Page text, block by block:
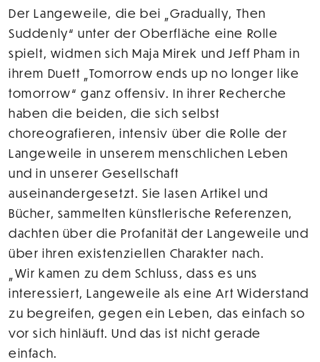
Der Langeweile, die bei „Gradually, Then
Suddenly“ unter der Oberfläche eine Rolle
spielt, widmen sich Maja Mirek und Jeff Pham in
ihrem Duett „Tomorrow ends up no longer like
tomorrow“ ganz offensiv. In ihrer Recherche
haben die beiden, die sich selbst
choreografieren, intensiv über die Rolle der
Langeweile in unserem menschlichen Leben
und in unserer Gesellschaft
auseinandergesetzt. Sie lasen Artikel und
Bücher, sammelten künstlerische Referenzen,
dachten über die Profanität der Langeweile und
über ihren existenziellen Charakter nach.
„Wir kamen zu dem Schluss, dass es uns
interessiert, Langeweile als eine Art Widerstand
zu begreifen, gegen ein Leben, das einfach so
vor sich hinläuft. Und das ist nicht gerade
einfach.